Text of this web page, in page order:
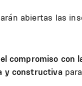
abiertas las
compromiso con
y constructiva